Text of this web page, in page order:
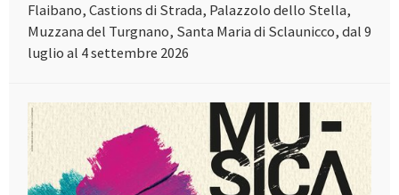
Flaibano, Castions di Strada, Palazzolo dello Stella,
Muzzana del Turgnano, Santa Maria di Sclaunicco, dal 9
luglio al 4 settembre 2026